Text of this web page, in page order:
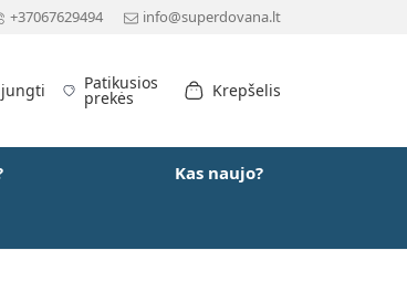
+37067629494 info@superdovana.lt
Patikusios
prekės Krepšelis
Kas naujo?